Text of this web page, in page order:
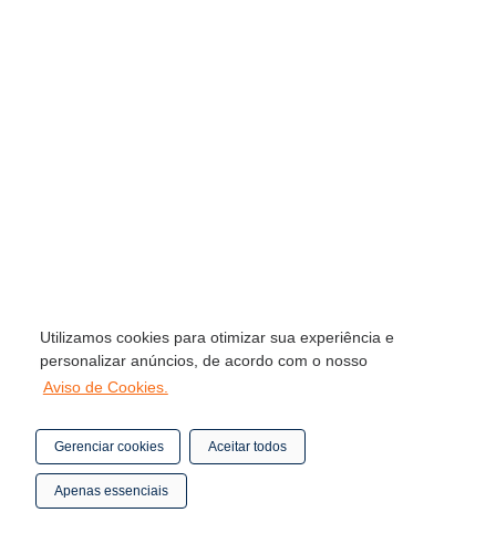
Utilizamos cookies para otimizar sua experiência e
personalizar anúncios, de acordo com o nosso
Aviso de Cookies.
Aceitar todos
Apenas essenciais
Gerenciar cookies